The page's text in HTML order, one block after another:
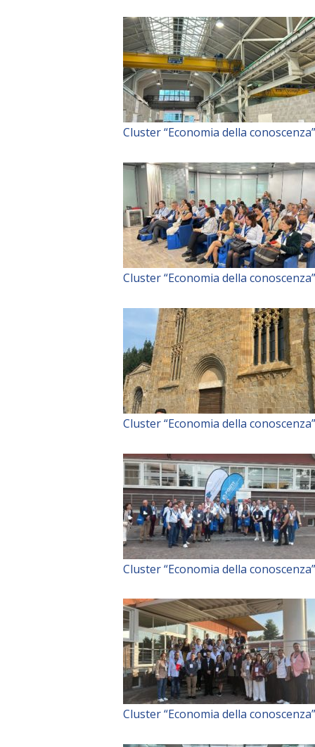
Cluster “Economia della conoscenza”
Cluster “Economia della conoscenza”
Cluster “Economia della conoscenza”
Cluster “Economia della conoscenza”
Cluster “Economia della conoscenza”